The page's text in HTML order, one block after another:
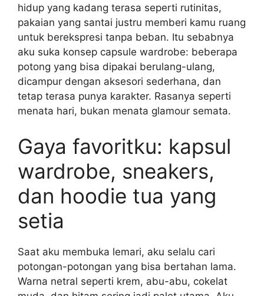
hidup yang kadang terasa seperti rutinitas,
pakaian yang santai justru memberi kamu ruang
untuk berekspresi tanpa beban. Itu sebabnya
aku suka konsep capsule wardrobe: beberapa
potong yang bisa dipakai berulang-ulang,
dicampur dengan aksesori sederhana, dan
tetap terasa punya karakter. Rasanya seperti
menata hari, bukan menata glamour semata.
Gaya favoritku: kapsul
wardrobe, sneakers,
dan hoodie tua yang
setia
Saat aku membuka lemari, aku selalu cari
potongan-potongan yang bisa bertahan lama.
Warna netral seperti krem, abu-abu, cokelat